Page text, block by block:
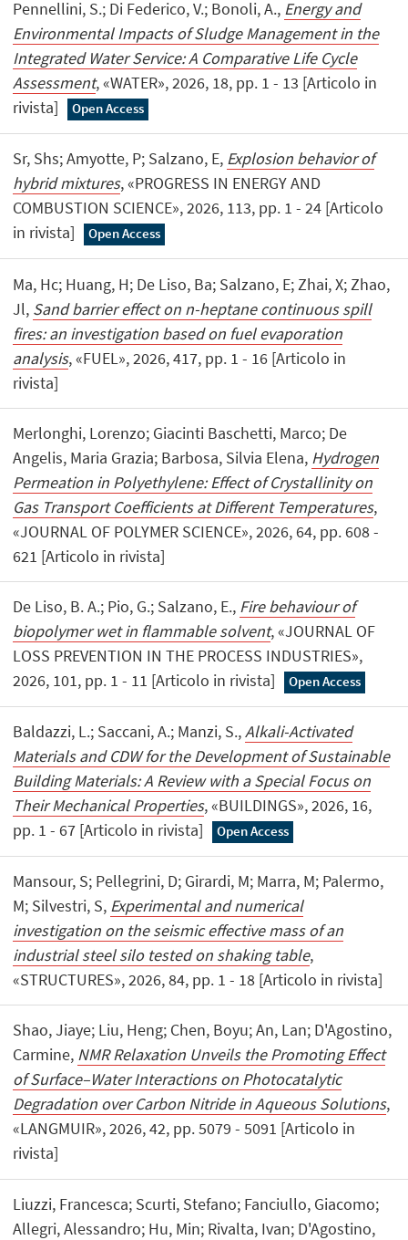
Pennellini, S.; Di Federico, V.; Bonoli, A., Energy and
Environmental Impacts of Sludge Management in the
Integrated Water Service: A Comparative Life Cycle
Assessment, «WATER», 2026, 18, pp. 1 - 13 [Articolo in
rivista]
Open Access
Sr, Shs; Amyotte, P; Salzano, E, Explosion behavior of
hybrid mixtures, «PROGRESS IN ENERGY AND
COMBUSTION SCIENCE», 2026, 113, pp. 1 - 24 [Articolo
in rivista]
Open Access
Ma, Hc; Huang, H; De Liso, Ba; Salzano, E; Zhai, X; Zhao,
Jl, Sand barrier effect on n-heptane continuous spill
fires: an investigation based on fuel evaporation
analysis, «FUEL», 2026, 417, pp. 1 - 16 [Articolo in
rivista]
Merlonghi, Lorenzo; Giacinti Baschetti, Marco; De
Angelis, Maria Grazia; Barbosa, Silvia Elena, Hydrogen
Permeation in Polyethylene: Effect of Crystallinity on
Gas Transport Coefficients at Different Temperatures,
«JOURNAL OF POLYMER SCIENCE», 2026, 64, pp. 608 -
621 [Articolo in rivista]
De Liso, B. A.; Pio, G.; Salzano, E., Fire behaviour of
biopolymer wet in flammable solvent, «JOURNAL OF
LOSS PREVENTION IN THE PROCESS INDUSTRIES»,
2026, 101, pp. 1 - 11 [Articolo in rivista]
Open Access
Baldazzi, L.; Saccani, A.; Manzi, S.,Alkali-Activated
Materials and CDW for the Development of Sustainable
Building Materials: A Review with a Special Focus on
Their Mechanical Properties, «BUILDINGS», 2026, 16,
pp. 1 - 67 [Articolo in rivista]
Open Access
Mansour, S; Pellegrini, D; Girardi, M; Marra, M; Palermo,
M; Silvestri, S, Experimental and numerical
investigation on the seismic effective mass of an
industrial steel silo tested on shaking table,
«STRUCTURES», 2026, 84, pp. 1 - 18 [Articolo in rivista]
Shao, Jiaye; Liu, Heng; Chen, Boyu; An, Lan; D'Agostino,
Carmine, NMR Relaxation Unveils the Promoting Effect
of Surface–Water Interactions on Photocatalytic
Degradation over Carbon Nitride in Aqueous Solutions,
«LANGMUIR», 2026, 42, pp. 5079 - 5091 [Articolo in
rivista]
Liuzzi, Francesca; Scurti, Stefano; Fanciullo, Giacomo;
Allegri, Alessandro; Hu, Min; Rivalta, Ivan; D'Agostino,